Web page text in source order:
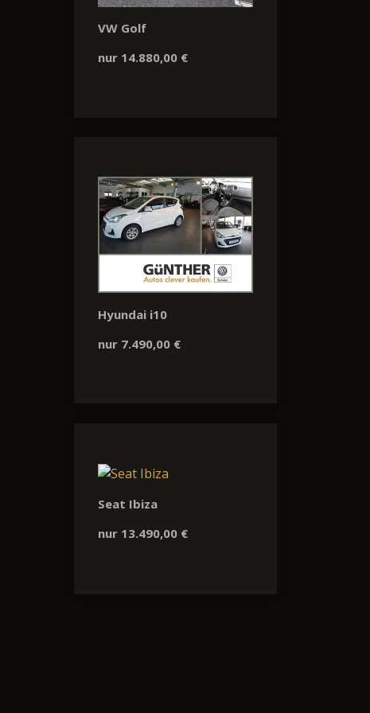
VW Golf
nur 14.880,00 €
Hyundai i10
nur 7.490,00 €
Seat Ibiza
nur 13.490,00 €